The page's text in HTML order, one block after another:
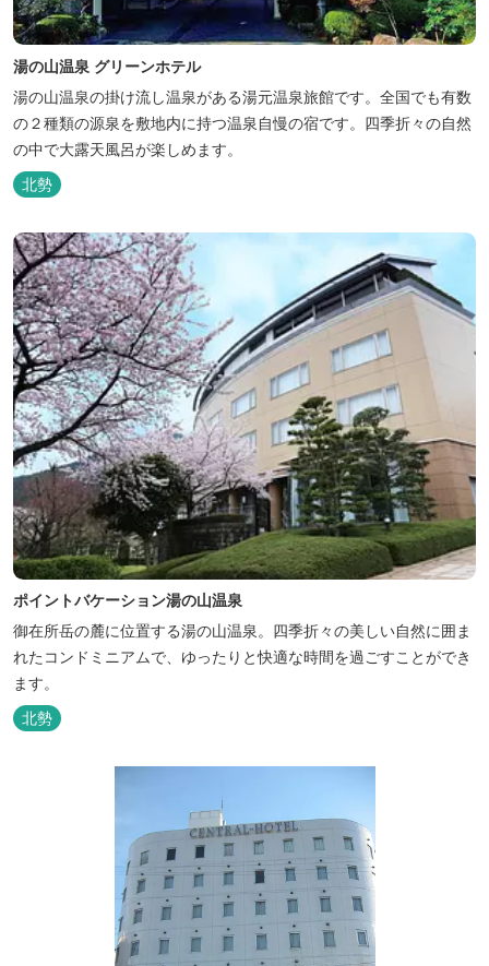
湯の山温泉 グリーンホテル
湯の山温泉の掛け流し温泉がある湯元温泉旅館です。全国でも有数
の２種類の源泉を敷地内に持つ温泉自慢の宿です。四季折々の自然
の中で大露天風呂が楽しめます。
北勢
ポイントバケーション湯の山温泉
御在所岳の麓に位置する湯の山温泉。四季折々の美しい自然に囲ま
れたコンドミニアムで、ゆったりと快適な時間を過ごすことができ
ます。
北勢